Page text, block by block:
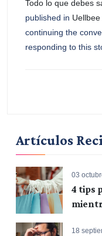
Todo lo que debes
published in Uellbee
continuing the
responding to this
Artículos
03
4 tips
18